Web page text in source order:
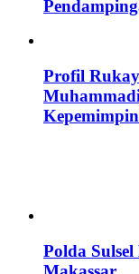
Profil
Polda